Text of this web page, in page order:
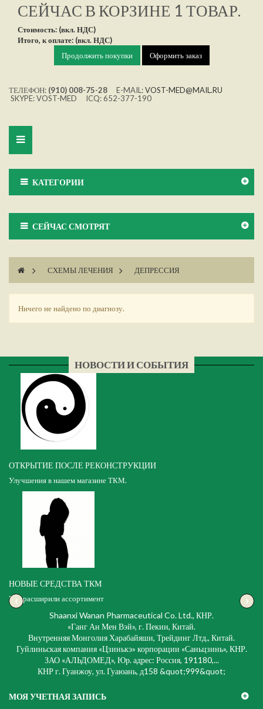
СЕЙЧАС В КОРЗИНЕ 1 ТОВАР.
Стоимость: (вкл. НДС)
Итого, к оплате: (вкл. НДС)
Продолжить покупки
Оформить заказ
ТЕЛЕФОН: (910) 008-75-28 E-MAIL:VOST-MED@MAIL.RU
SKYPE: VOST-MED ICQ: 652-377-190
Toggle
КАТЕГОРИИ
СЕЙЧАС СМОТРЯТ
> СХЕМЫ ЛЕЧЕНИЯ > ДЕПРЕССИЯ
Ничего не найдено по диагнозу.
НОВОСТИ И СОБЫТИЯ
ОТКРЫТИЕ ПОСЛЕ РЕКОНСТРУКЦИИ
Улучшения в нашем магазине ТКМ.
НОВЫЕ СРЕДСТВА ТКМ
Мы расширили ассортимент
‹ ›
Shaanxi Wanan Pharmaceutical Co. Ltd., КНР.
«Ганг Ан Мен Вэй», г. Пекин, Китай.
Внутренняя Монголия Харабайяши, Трейдинг Лтд., Китай.
Гуйлиньская компания «Цзинькэ» корпорации «Саньцзинь», КНР.
ЗАО «АЛЬДОМЕД», Юр. адрес: Россия, 191180,...
КНР г. Гуанжоу, ул. Гуаюань, д158 &quot;999&quot;
МОЯ УЧЕТНАЯ ЗАПИСЬ